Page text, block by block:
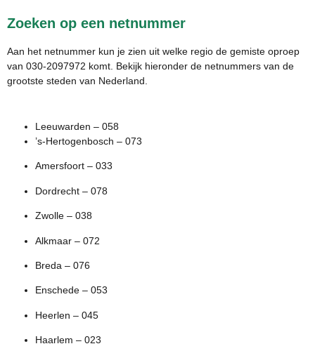
Zoeken op een netnummer
Aan het netnummer kun je zien uit welke regio de gemiste oproep
van 030-2097972 komt. Bekijk hieronder de netnummers van de
grootste steden van Nederland.
Leeuwarden – 058
’s-Hertogenbosch – 073
Amersfoort – 033
Dordrecht – 078
Zwolle – 038
Alkmaar – 072
Breda – 076
Enschede – 053
Heerlen – 045
Haarlem – 023